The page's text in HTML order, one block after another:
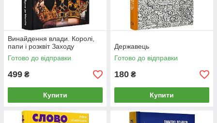
Винайдення влади. Королі,
папи і розквіт Заходу
Готово до відправки
499 ₴
Купити
Державець
Готово до відправки
180 ₴
Купити